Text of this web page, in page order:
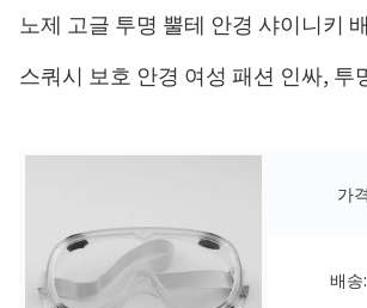
노제 고글 투명 뿔테 안경 샤이니키
스쿼시 보호 안경 여성 패션 인싸, 투
가
배